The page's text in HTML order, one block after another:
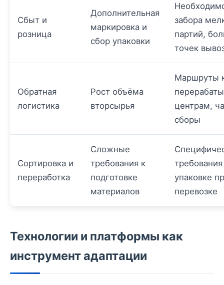
Сбыт и
розница
Дополнительная
маркировка и
сбор упаковки
забора
партий,
точек
Обратная
логистика
Рост объёма
вторсырья
Маршруты
центрам,
сборы
Сортировка и
переработка
Сложные
требования к
подготовке
материалов
упаковке
перевозке
Технологии и платформы как
инструмент адаптации